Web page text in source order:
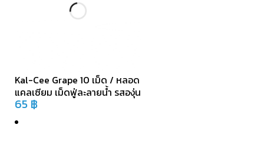
Kal-Cee Grape 10 เม็ด / หลอด
แคลเซียม เม็ดฟู่ละลายน้ำ รสองุ่น
65 ฿